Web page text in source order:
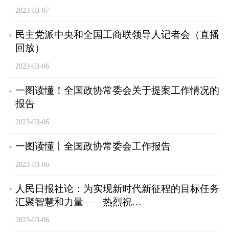
2023-03-07
民主党派中央和全国工商联领导人记者会（直播
回放）
2023-03-06
一图读懂！全国政协常委会关于提案工作情况的
报告
2023-03-06
一图读懂丨全国政协常委会工作报告
2023-03-06
人民日报社论：为实现新时代新征程的目标任务
汇聚智慧和力量——热烈祝…
2023-03-06